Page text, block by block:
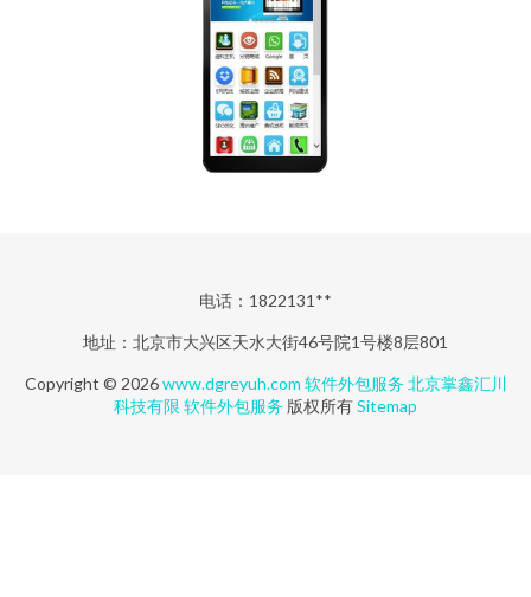
电话：1822131**
地址：北京市大兴区天水大街46号院1号楼8层801
Copyright © 2026www.dgreyuh.com 软件外包服务 北京掌鑫汇川
科技有限 软件外包服务 版权所有Sitemap